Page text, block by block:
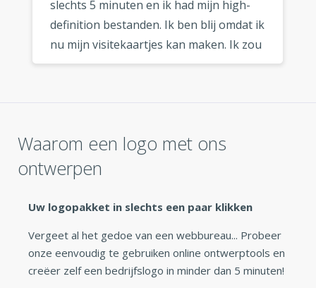
slechts 5 minuten en ik had mijn high-
definition bestanden. Ik ben blij omdat ik
nu mijn visitekaartjes kan maken. Ik zou
deze logo maker zeker aanraden aan
Waarom een logo met ons
ontwerpen
Uw logopakket in slechts een paar klikken
Vergeet al het gedoe van een webbureau... Probeer
onze eenvoudig te gebruiken online ontwerptools en
creëer zelf een bedrijfslogo in minder dan 5 minuten!